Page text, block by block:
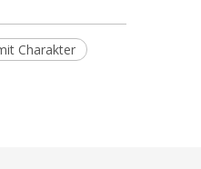
Charakter